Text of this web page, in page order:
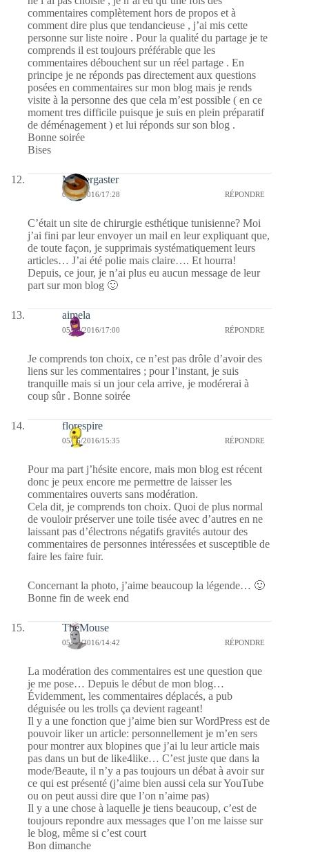
commentaires complètement hors de propos et à
comment dire plus que tendancieuse , j’ai mis cette
personne sur liste noire . Pour la qualité du partage je te
comprends il est toujours préférable que les
commentaires débouchent sur un réel partage . En
principe je ne réponds pas directement aux questions
posées en commentaires sur mon blog mais je rends
visite à la personne des que cela m’est possible ( en ce
moment tres difficile puisque je suis en plein préparatif
de déménagement ) et lui réponds sur son blog .
Bonne soirée
Bises
Messergaster
05/06/2016/17:28 RÉPONDRE
C’était un site de chirurgie esthétique tunisienne? Moi
j’ai fini par leur envoyer un mail en leur expliquant que,
de toute façon, je supprimais systématiquement leurs
articles… J’ai été polie mais claire…. Et hourra!
Depuis, ce jour, je n’ai plus eu aucun message de leur
part sur mon blog 🙂
aimela
05/06/2016/17:00 RÉPONDRE
Je comprends ton choix, ce n’est pas drôle d’avoir des
liens sur les commentaires ; pour l’instant, je suis
tranquille mais si un jour cela arrive, je modérerai à
coup sûr . Bonne soirée
florespire
05/06/2016/15:35 RÉPONDRE
Pour ma part j’hésite encore, mais mon blog est récent
donc je peux encore me permettre de laisser les
commentaires ouverts sans modération.
Cela dit, je comprends ton choix. Quoi de plus normal
de vouloir préserver une toile tisée avec d’autres en ne
laissant pas d’électrons négatifs gravités autour des
commentaires de personnes intéressées et susceptible de
faire les faire fuir.
Concernant la photo, j’aime beaucoup la légende… 🙂
Bonne fin de week end
TheMouse
05/06/2016/14:42 RÉPONDRE
La modération des commentaires est une question que
je me pose… Depuis le début de mon blog…
Évidemment, les commentaires déplacés, a pub
déguisée ou les trolls ça devient rageant!
Il y a une fonction que j’aime bien sur WordPress est de
pouvoir liker un article: personnellement je m’en sers
pour montrer aux blopines que j’ai lu leur article mais
pas dans un but de like4like… C’est juste que dans la
mode/Beaute, il n’y a pas toujours un débat à avoir sur
ce qui est présenté (j’aime bien aussi cela sur YouTube
ou on peut aussi dire que l’on n’aime pas)
Il y a une chose à laquelle je tiens beaucoup, c’est de
toujours repondre aux messages que l’on me laisse sur
le blog, même si c’est court
Bon dimanche